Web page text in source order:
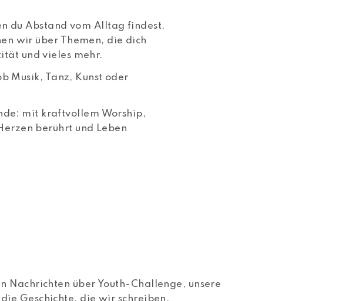
du Abstand vom Alltag findest,
wir über Themen, die dich
und vieles mehr.
Musik, Tanz, Kunst oder
mit kraftvollem Worship,
berührt und Leben
Nachrichten über Youth-Challenge, unsere